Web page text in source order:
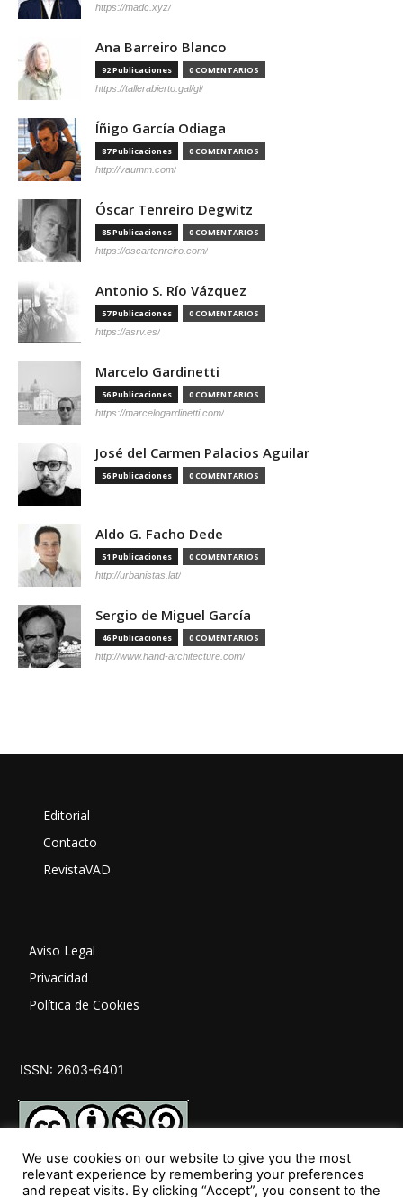
https://madc.xyz/
Ana Barreiro Blanco
92 Publicaciones 0 COMENTARIOS
https://tallerabierto.gal/gl/
Íñigo García Odiaga
87 Publicaciones 0 COMENTARIOS
http://vaumm.com/
Óscar Tenreiro Degwitz
85 Publicaciones 0 COMENTARIOS
https://oscartenreiro.com/
Antonio S. Río Vázquez
57 Publicaciones 0 COMENTARIOS
https://asrv.es/
Marcelo Gardinetti
56 Publicaciones 0 COMENTARIOS
https://marcelogardinetti.com/
José del Carmen Palacios Aguilar
56 Publicaciones 0 COMENTARIOS
Aldo G. Facho Dede
51 Publicaciones 0 COMENTARIOS
http://urbanistas.lat/
Sergio de Miguel García
46 Publicaciones 0 COMENTARIOS
http://www.hand-architecture.com/
Editorial
Contacto
RevistaVAD
Aviso Legal
Privacidad
Política de Cookies
ISSN: 2603-6401
We use cookies on our website to give you the most
relevant experience by remembering your preferences
and repeat visits. By clicking “Accept”, you consent to the